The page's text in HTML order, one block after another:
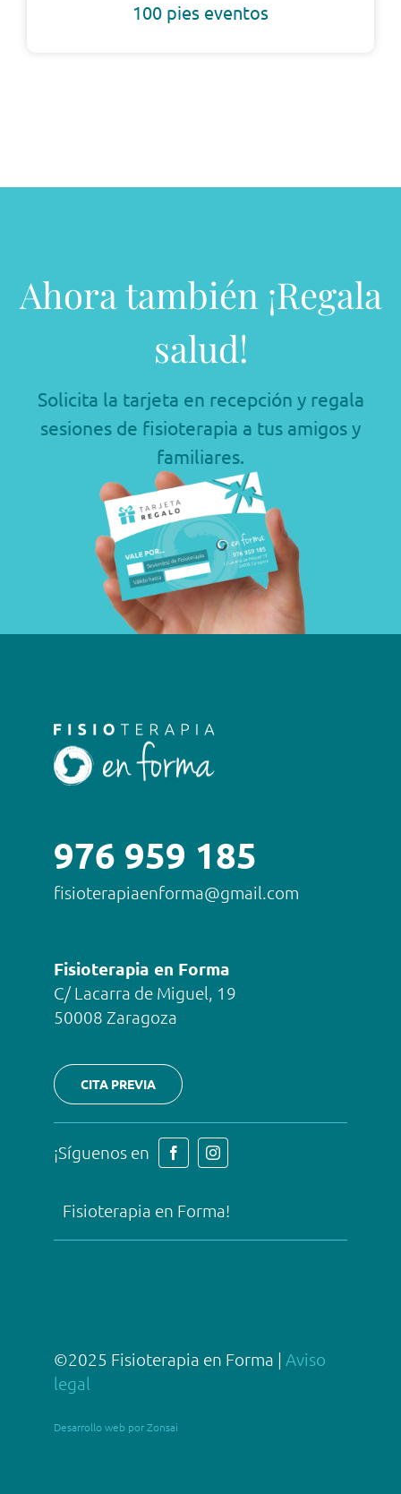
100 pies eventos
Ahora también ¡Regala
salud!
Solicita la tarjeta en recepción y regala
sesiones de fisioterapia a tus amigos y
familiares.
976 959 185
fisioterapiaenforma@gmail.com
Fisioterapia en Forma
C/ Lacarra de Miguel, 19
50008 Zaragoza
CITA PREVIA
¡Síguenos en
Fisioterapia en Forma!
©2025 Fisioterapia en Forma | Aviso
legal
Desarrollo web por Zonsai